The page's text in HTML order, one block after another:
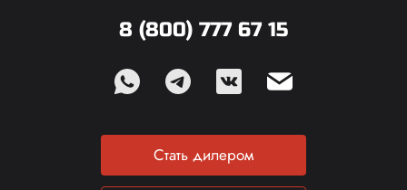
8 (800) 777 67 15
Стать дилером